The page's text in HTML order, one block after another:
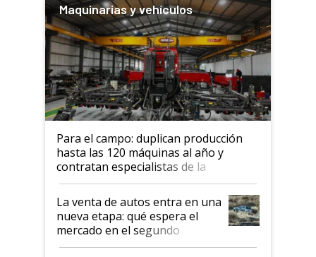
Maquinarias y vehículos
Para el campo: duplican producción
hasta las 120 máquinas al año y
contratan especialistas de la
industria automotriz para lograrlo
La venta de autos entra en una
nueva etapa: qué espera el
mercado en el segundo
semestre